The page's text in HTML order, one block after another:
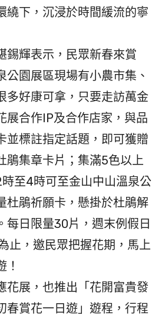
繞下，沉浸於時間緩流的寧
輝表示，民眾新春來賞
公園展區現場有小農市集、
多好康可拿，只要走訪萬金
展合作IP及合作店家，與品
並標註指定話題，即可獲贈
鵑集章卡片；集滿5色以上
至4時可至金山中山溫泉公
杜鵑祈願卡，懸掛於杜鵑解
每日限量30片，週末例假日
止，邀民眾把握花期，馬上
！
展，也推出「花開富貴發
春賞花一日遊」遊程，行程